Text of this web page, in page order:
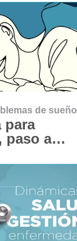
de sueño
para
paso a